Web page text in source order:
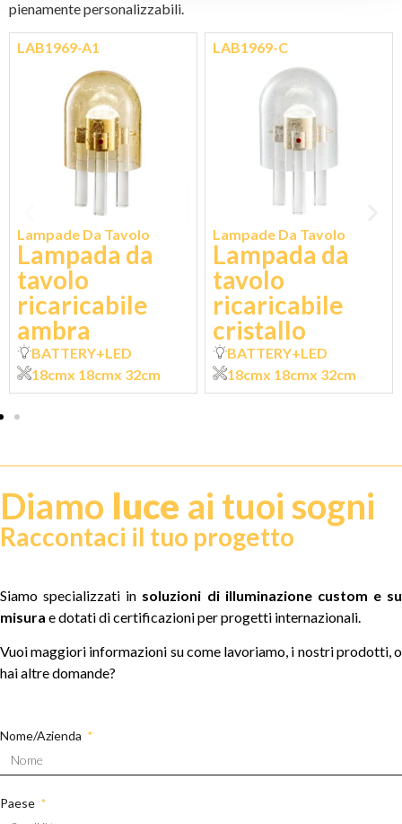
pienamente personalizzabili.
Lampade Da Tavolo
Lampada da
tavolo
ricaricabile
ambra
LAB1969-A1
BATTERY+LED
18cmx 18cmx 32cm
Lampade Da Tavolo
Lampada da
tavolo
ricaricabile
cristallo
LAB1969-C
BATTERY+LED
18cmx 18cmx 32cm
Diamo luce ai tuoi sogni
Raccontaci il tuo progetto
Siamo specializzati in soluzioni di illuminazione custom e su
misura e dotati di certificazioni per progetti internazionali.
Vuoi maggiori informazioni su come lavoriamo, i nostri prodotti, o
hai altre domande?
Nome/Azienda
Paese